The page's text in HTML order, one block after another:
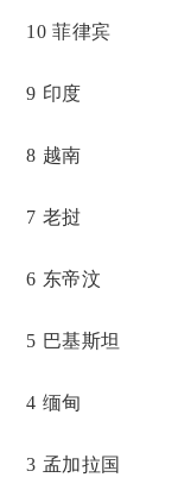
10 菲律宾
9 印度
8 越南
7 老挝
6 东帝汶
5 巴基斯坦
4 缅甸
3 孟加拉国